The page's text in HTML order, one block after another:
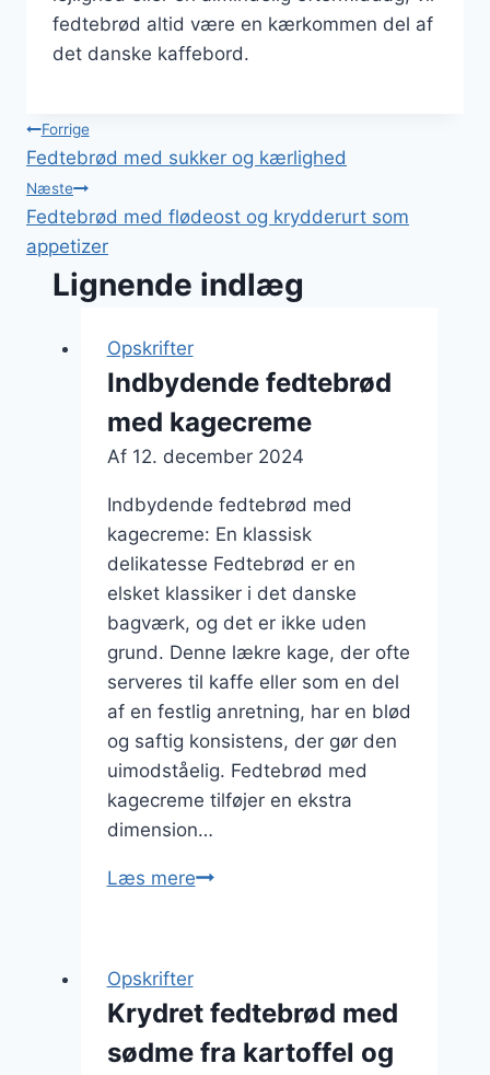
fedtebrød altid være en kærkommen del af
det danske kaffebord.
Indlægsnavigation
Forrige
Fedtebrød med sukker og kærlighed
Næste
Fedtebrød med flødeost og krydderurt som
appetizer
Lignende indlæg
Opskrifter
Indbydende fedtebrød
med kagecreme
Af 12. december 2024
Indbydende fedtebrød med
kagecreme: En klassisk
delikatesse Fedtebrød er en
elsket klassiker i det danske
bagværk, og det er ikke uden
grund. Denne lækre kage, der ofte
serveres til kaffe eller som en del
af en festlig anretning, har en blød
og saftig konsistens, der gør den
uimodståelig. Fedtebrød med
kagecreme tilføjer en ekstra
dimension…
Læs mereIndbydende
Opskrifter
Krydret fedtebrød med
sødme fra kartoffel og